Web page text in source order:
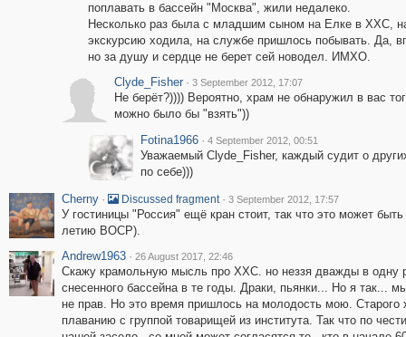
поплавать в бассейн "Москва", жили недалеко.
Несколько раз была с младшим сыном на Елке в ХХС,
экскурсию ходила, на службе пришлось побывать. Да,
но за душу и сердце не берет сей новодел. ИМХО.
Clyde_Fisher · 3 September 2012, 17:07
Не берёт?)))) Вероятно, храм не обнаружил в вас
можно было бы "взять"))
Fotina1966 · 4 September 2012, 00:51
Уважаемый Clyde_Fisher, каждый судит о
по себе)))
Cherny · Discussed fragment · 3 September 2012, 17:57
У гостиницы "Россия" ещё кран стоит, так что это может
летию ВОСР).
Andrew1963 · 26 August 2017, 22:46
Скажу крамольную мысль про ХХС. но неззя дважды в одну
снесенного бассейна в те годы. Драки, пьянки... Но я так...
не прав. Но это время пришлось на молодость мою.
плаванию с группой товарищей из института. Так что по